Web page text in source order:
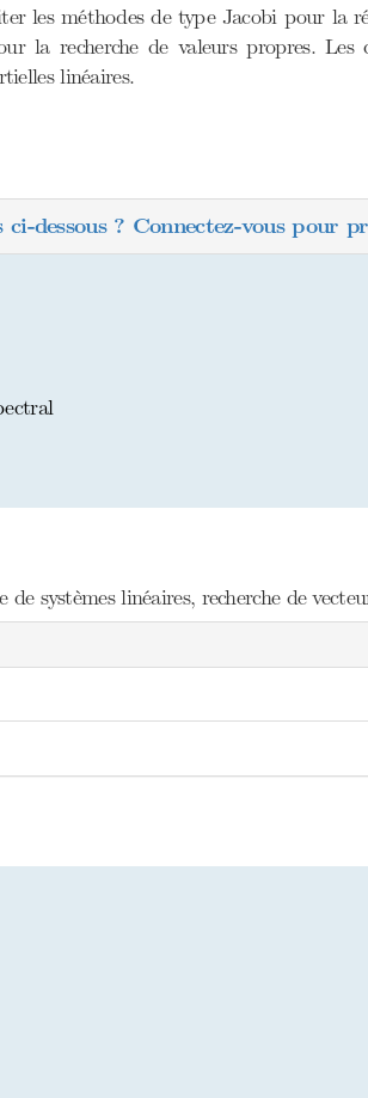
les méthodes de type Jacobi pour la
la recherche de valeurs propres. Les
linéaires.
ci-dessous ? Connectez-vous pour
systèmes linéaires, recherche de